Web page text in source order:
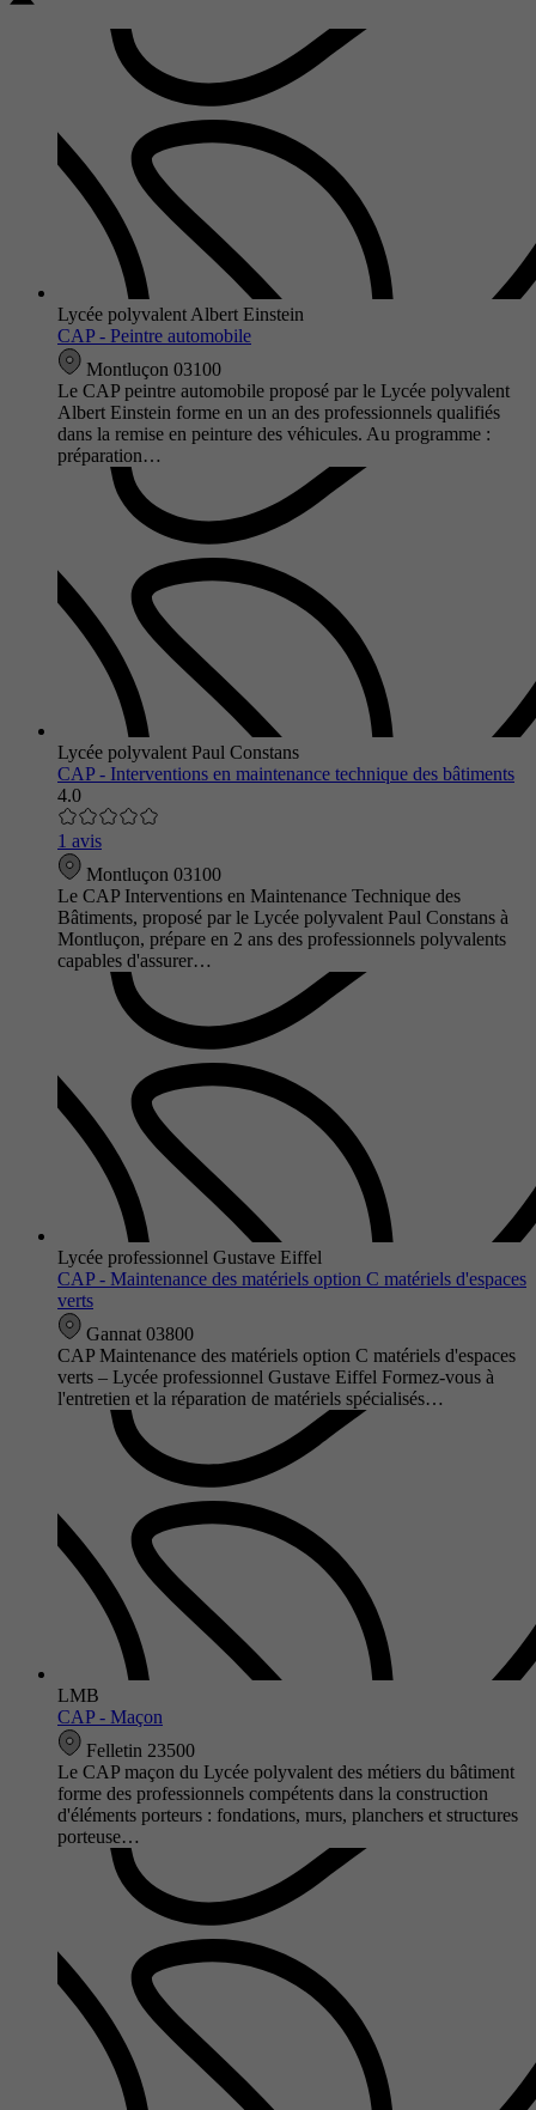
Lycée polyvalent Albert Einstein
CAP - Peintre automobile
Montluçon 03100
Le CAP peintre automobile proposé par le Lycée polyvalent
Albert Einstein forme en un an des professionnels qualifiés
dans la remise en peinture des véhicules. Au programme :
préparation…
Lycée polyvalent Paul Constans
CAP - Interventions en maintenance technique des bâtiments
4.0
1 avis
Montluçon 03100
Le CAP Interventions en Maintenance Technique des
Bâtiments, proposé par le Lycée polyvalent Paul Constans à
Montluçon, prépare en 2 ans des professionnels polyvalents
capables d'assurer…
Lycée professionnel Gustave Eiffel
CAP - Maintenance des matériels option C matériels d'espaces
verts
Gannat 03800
CAP Maintenance des matériels option C matériels d'espaces
verts – Lycée professionnel Gustave Eiffel Formez-vous à
l'entretien et la réparation de matériels spécialisés…
LMB
CAP - Maçon
Felletin 23500
Le CAP maçon du Lycée polyvalent des métiers du bâtiment
forme des professionnels compétents dans la construction
d'éléments porteurs : fondations, murs, planchers et structures
porteuse…